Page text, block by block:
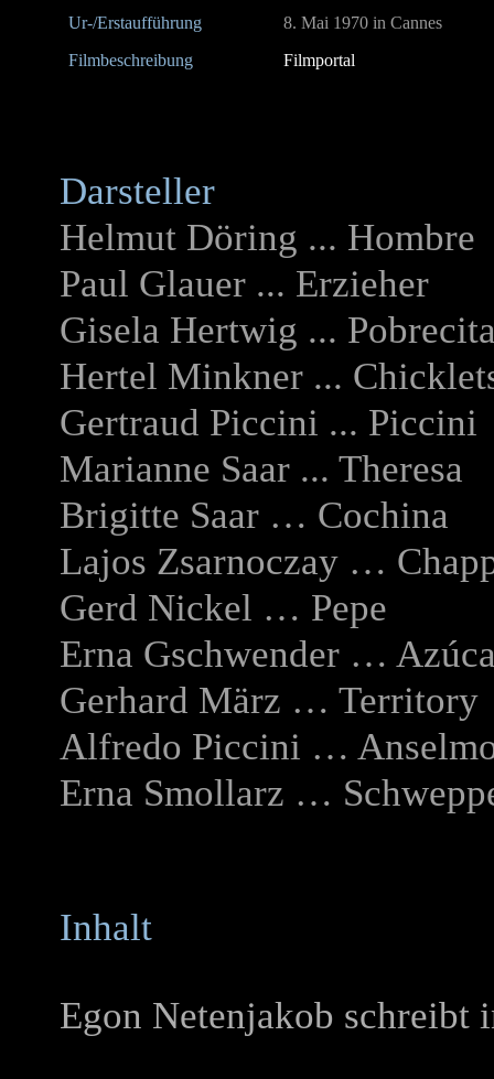
Ur-/Erstaufführung
8. Mai 1970 in Cannes
Filmbeschreibung
Filmportal
Darsteller
Helmut Döring ... Hombre
Paul Glauer ... Erzieher
Gisela Hertwig ...
Hertel Minkner ...
Gertraud Piccini ... Piccini
Marianne Saar ... Theresa
Brigitte Saar … Cochina
Lajos Zsarnoczay …
Gerd Nickel … Pepe
Erna Gschwender …
Gerhard März … Territory
Alfredo Piccini …
Erna Smollarz …
Inhalt
Egon Netenjakob schreibt